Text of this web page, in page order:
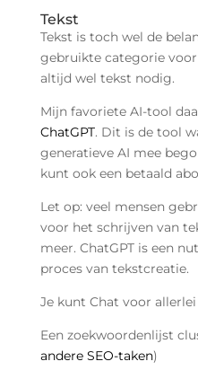
Tekst ️
Tekst is toch wel de
gebruikte categorie
altijd wel tekst nodig.
Mijn favoriete AI-tool
ChatGPT. Dit is de tool
generatieve AI mee
kunt ook een betaald
Let op: veel mensen
voor het schrijven van
meer. ChatGPT is een
proces van tekstcreatie.
Je kunt Chat voor
Een zoekwoordenlijst
andere SEO-taken)